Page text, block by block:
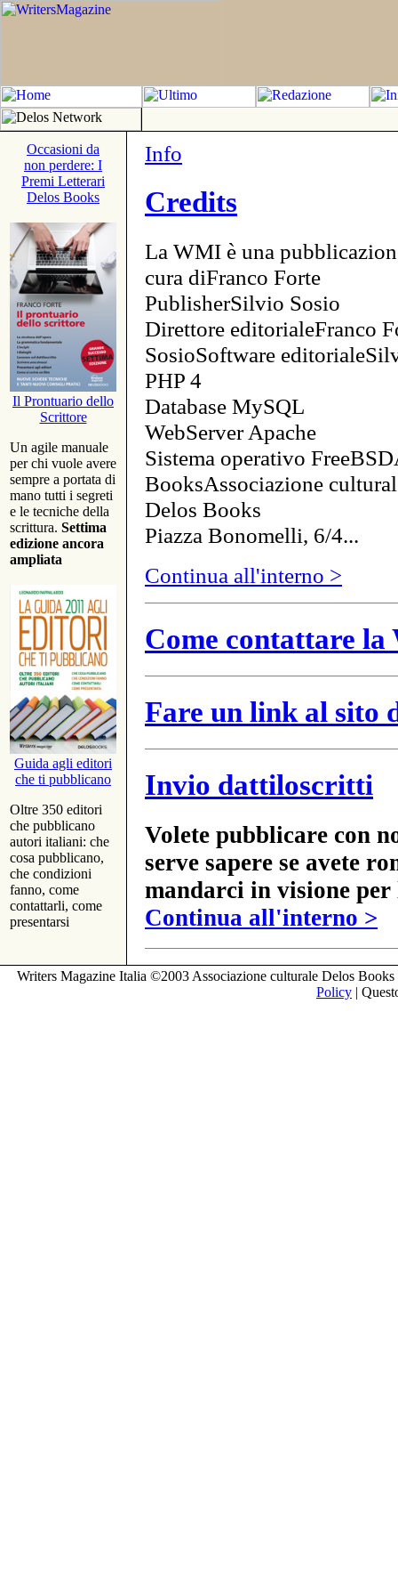
Occasioni da
non perdere: I
Premi Letterari
Delos Books
Il Prontuario dello
Scrittore
Un agile manuale
per chi vuole avere
sempre a portata di
mano tutti i segreti
e le tecniche della
scrittura. Settima
edizione ancora
ampliata
Guida agli editori
che ti pubblicano
Oltre 350 editori
che pubblicano
autori italiani: che
cosa pubblicano,
che condizioni
fanno, come
contattarli, come
presentarsi
Info
Credits
La WMI è una
cura diFranco Forte
PublisherSilvio Sosio
Direttore editorialeFranco
SosioSoftware
PHP 4
Database MySQL
WebServer Apache
Sistema operativo
BooksAssociazione
Delos Books
Piazza Bonomelli, 6/4...
Continua all'interno >
Come contattare
Fare un link al sito
Invio dattiloscritti
Volete pubblicare con
serve sapere se avete
mandarci in visione
Continua all'interno >
Writers Magazine Italia ©2003 Associazione culturale Delos
Policy |